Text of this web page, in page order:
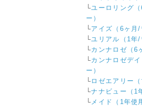
└ユーロリング
ー）
└アイズ（6ヶ月/
└ユリアル（1年/
└カンナロゼ（6
└カンナロゼデ
ー）
└ロゼエアリー（
└ナナビュー（1
└メイド（1年使